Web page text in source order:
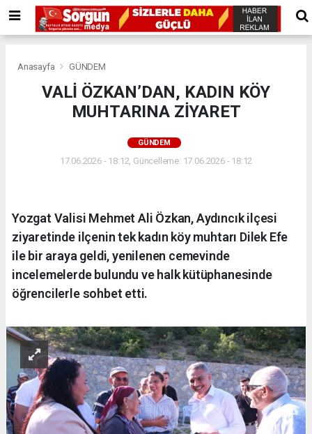
Anasayfa GÜNDEM
VALİ ÖZKAN’DAN, KADIN KÖY
MUHTARINA ZİYARET
GÜNDEM
17.06.2026 - 18:12, Güncelleme: 17.06.2026 - 18:12
Yozgat Valisi Mehmet Ali Özkan, Aydıncık ilçesi
ziyaretinde ilçenin tek kadın köy muhtarı Dilek Efe
ile bir araya geldi, yenilenen cemevinde
incelemelerde bulundu ve halk kütüphanesinde
öğrencilerle sohbet etti.